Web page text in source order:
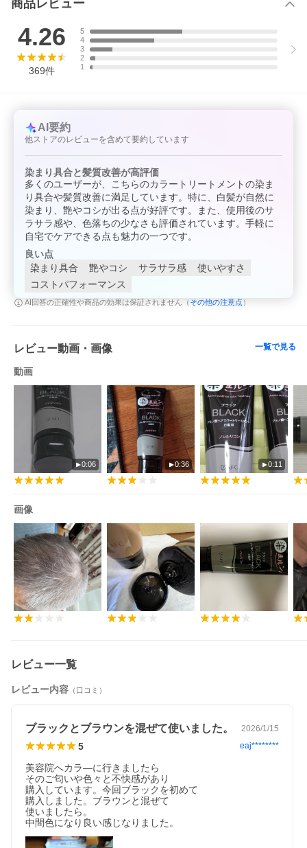
商品レビュー
4.26
369件
5
4
3
2
1
AI要約
他ストアのレビューを含めて要約しています
染まり具合と髪質改善が高評価
多くのユーザーが、こちらのカラートリートメントの染ま
り具合や髪質改善に満足しています。特に、白髪が自然に
染まり、艶やコシが出る点が好評です。また、使用後のサ
ラサラ感や、色落ちの少なさも評価されています。手軽に
自宅でケアできる点も魅力の一つです。
良い点
染まり具合
艶やコシ サラサラ感
使いやすさ
コストパフォーマンス
AI回答の正確性や商品の効果は保証されません（ その他の注意点 ）
レビュー動画・画像 一覧で見る
動画
0:06 0:36 0:11
画像
レビュー一覧
レビュー内容 （口コミ）
ブラックとブラウンを混ぜて使いました。 2026/1/15
5 eaj********
美容院へカラ―に行きましたら
そのご匂いや色々と不快感があり
購入しています。今回ブラックを初めて
購入しました。ブラウンと混ぜて
使いましたら。
中間色になり良い感じなりました。